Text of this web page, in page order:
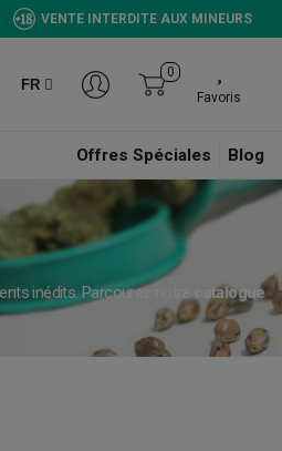
VENTE INTERDITE AUX MINEURS
FR
0
Favoris
Offres Spéciales Blog
inédits. Parcourez notre
catalogue